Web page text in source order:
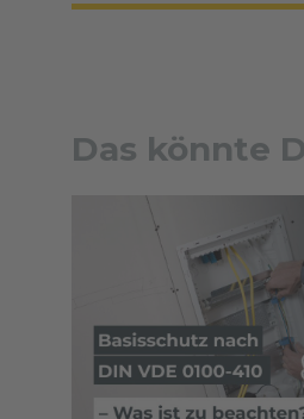
Das könnte